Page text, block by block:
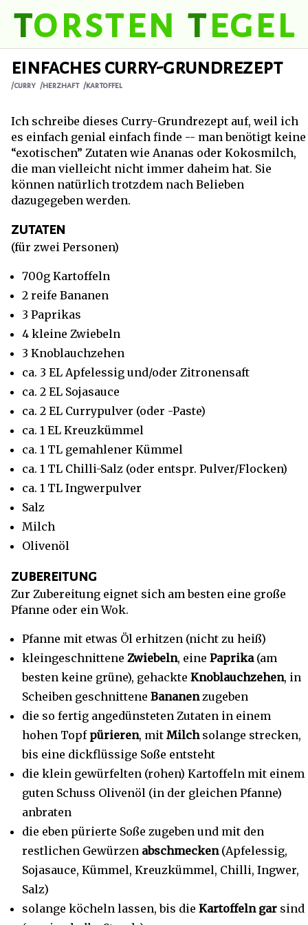
torsten tegel
einfaches curry-grundrezept
/curry /herzhaft /kartoffel
Ich schreibe dieses Curry-Grundrezept auf, weil ich
es einfach genial einfach finde -- man benötigt keine
“exotischen” Zutaten wie Ananas oder Kokosmilch,
die man vielleicht nicht immer daheim hat. Sie
können natürlich trotzdem nach Belieben
dazugegeben werden.
zutaten
(für zwei Personen)
700g Kartoffeln
2 reife Bananen
3 Paprikas
4 kleine Zwiebeln
3 Knoblauchzehen
ca. 3 EL Apfelessig und/oder Zitronensaft
ca. 2 EL Sojasauce
ca. 2 EL Currypulver (oder -Paste)
ca. 1 EL Kreuzkümmel
ca. 1 TL gemahlener Kümmel
ca. 1 TL Chilli-Salz (oder entspr. Pulver/Flocken)
ca. 1 TL Ingwerpulver
Salz
Milch
Olivenöl
zubereitung
Zur Zubereitung eignet sich am besten eine große
Pfanne oder ein Wok.
Pfanne mit etwas Öl erhitzen (nicht zu heiß)
kleingeschnittene Zwiebeln, eine Paprika(am
besten keine grüne), gehackte Knoblauchzehen, in
Scheiben geschnittene Bananenzugeben
die so fertig angedünsteten Zutaten in einem
hohen Topf pürieren, mit Milchsolange strecken,
bis eine dickflüssige Soße entsteht
die klein gewürfelten (rohen) Kartoffeln mit einem
guten Schuss Olivenöl (in der gleichen Pfanne)
anbraten
die eben pürierte Soße zugeben und mit den
restlichen Gewürzen abschmecken(Apfelessig,
Sojasauce, Kümmel, Kreuzkümmel, Chilli, Ingwer,
Salz)
solange köcheln lassen, bis die Kartoffeln gar sind